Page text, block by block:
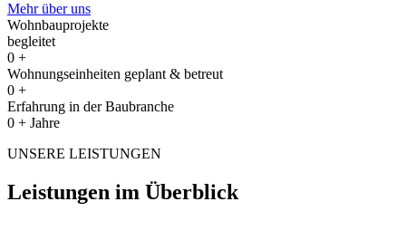
Mehr über uns
Wohnbauprojekte
begleitet
0 +
Wohnungseinheiten geplant & betreut
0 +
Erfahrung in der Baubranche
0 + Jahre
UNSERE LEISTUNGEN
Leistungen im Überblick